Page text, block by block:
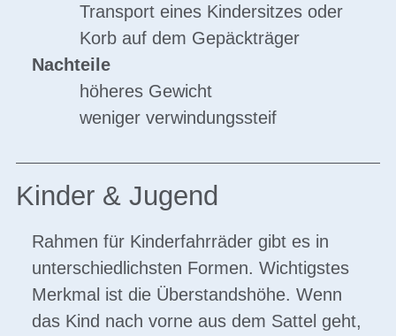
Transport eines Kindersitzes oder
Korb auf dem Gepäckträger
Nachteile
höheres Gewicht
weniger verwindungssteif
Kinder & Jugend
Rahmen für Kinderfahrräder gibt es in
unterschiedlichsten Formen. Wichtigstes
Merkmal ist die Überstandshöhe. Wenn
das Kind nach vorne aus dem Sattel geht,